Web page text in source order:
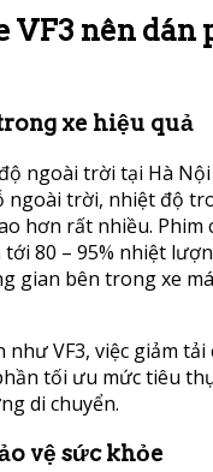
VF3 nên dán
xe hiệu quả
ngoài trời tại Hà
ngoài trời, nhiệt độ
hơn rất nhiều. Phim
80 – 95% nhiệt
gian bên trong xe
như VF3, việc giảm
tối ưu mức tiêu
di chuyển.
vệ sức khỏe